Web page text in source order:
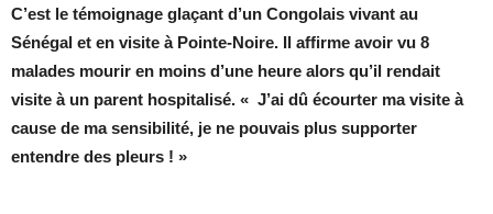
C’est le témoignage glaçant d’un Congolais vivant au
Sénégal et en visite à Pointe-Noire. Il affirme avoir vu 8
malades mourir en moins d’une heure alors qu’il rendait
visite à un parent hospitalisé. « J’ai dû écourter ma visite à
cause de ma sensibilité, je ne pouvais plus supporter
entendre des pleurs ! »